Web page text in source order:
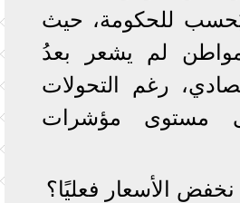
يُحسب للحكومة، حيث
لم يشعر بعدُ
رغم التحولات
مستوى مؤشرات
الأسعار فعليًا؟